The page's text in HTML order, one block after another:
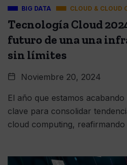
BIG DATA CLOUD & CLOUD
Tecnología Cloud
futuro de una una
sin límites
Noviembre 20, 2024
El año que estamos
clave para consolidar
cloud computing, reafirmando